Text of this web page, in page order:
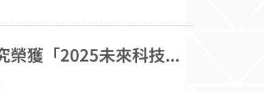
動科系陳國隆教授領導團隊以「提升雞隻生產效益『減少碳足跡』」研究榮獲「2025未來科技獎」